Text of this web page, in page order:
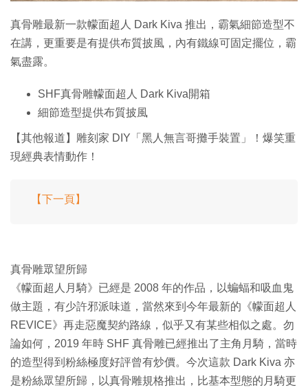
真骨雕最新一款幪面超人 Dark Kiva 推出，霸氣細節造型不
在講，更重要是有提供布質披風，內有鐵線可固定擺位，霸
氣盡露。
SHF真骨雕幪面超人 Dark Kiva開箱
細節造型提供布質披風
【其他報道】雕刻家 DIY「黑人無言哥攤手裝置」！爆笑重
現經典表情動作！
【下一頁】
真骨雕眾望所歸
《幪面超人月騎》已經是 2008 年的作品，以蝙蝠和吸血鬼
做主題，有少許邪派味道，當然來到今年最新的《幪面超人
REVICE》再走惡魔契約路線，似乎又有某些相似之處。勿
論如何，2019 年時 SHF 真骨雕已經推出了主角月騎，當時
的造型得到粉絲極度好評曾有炒價。今次這款 Dark Kiva 亦
是粉絲眾望所歸，以真骨雕規格推出，比基本型態的月騎更